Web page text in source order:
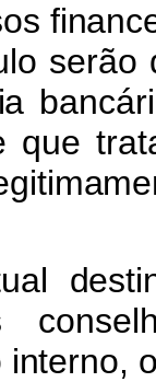
serão
que